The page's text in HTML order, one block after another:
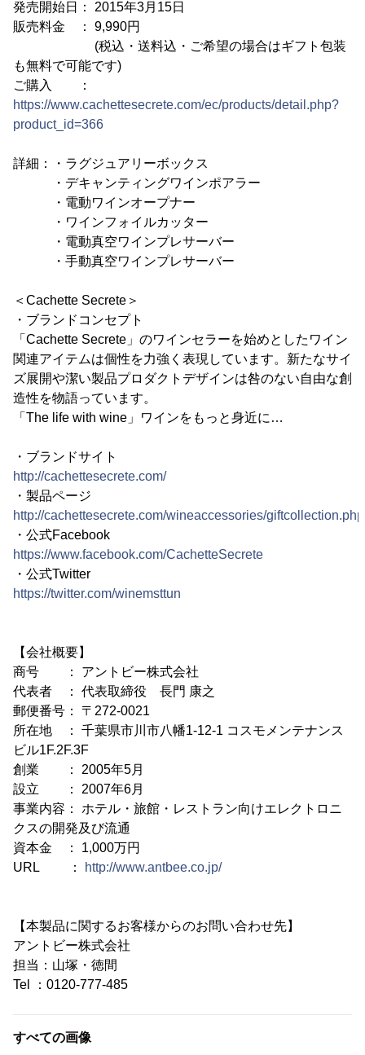
発売開始日： 2015年3月15日
販売料金 ： 9,990円
(税込・送料込・ご希望の場合はギフト包装
も無料で可能です)
ご購入 ：
https://www.cachettesecrete.com/ec/products/detail.php?
product_id=366
詳細：・ラグジュアリーボックス
・デキャンティングワインポアラー
・電動ワインオープナー
・ワインフォイルカッター
・電動真空ワインプレサーバー
・手動真空ワインプレサーバー
＜Cachette Secrete＞
・ブランドコンセプト
「Cachette Secrete」のワインセラーを始めとしたワイン
関連アイテムは個性を力強く表現しています。新たなサイ
ズ展開や潔い製品プロダクトデザインは咎のない自由な創
造性を物語っています。
「The life with wine」ワインをもっと身近に…
・ブランドサイト
http://cachettesecrete.com/
・製品ページ
http://cachettesecrete.com/wineaccessories/giftcollection.php
・公式Facebook
https://www.facebook.com/CachetteSecrete
・公式Twitter
https://twitter.com/winemsttun
【会社概要】
商号 ： アントビー株式会社
代表者 ： 代表取締役 長門 康之
郵便番号： 〒272-0021
所在地 ： 千葉県市川市八幡1-12-1 コスモメンテナンス
ビル1F.2F.3F
創業 ： 2005年5月
設立 ： 2007年6月
事業内容： ホテル・旅館・レストラン向けエレクトロニ
クスの開発及び流通
資本金 ： 1,000万円
URL ：
http://www.antbee.co.jp/
【本製品に関するお客様からのお問い合わせ先】
アントビー株式会社
担当：山塚・徳間
Tel ：0120-777-485
すべての画像